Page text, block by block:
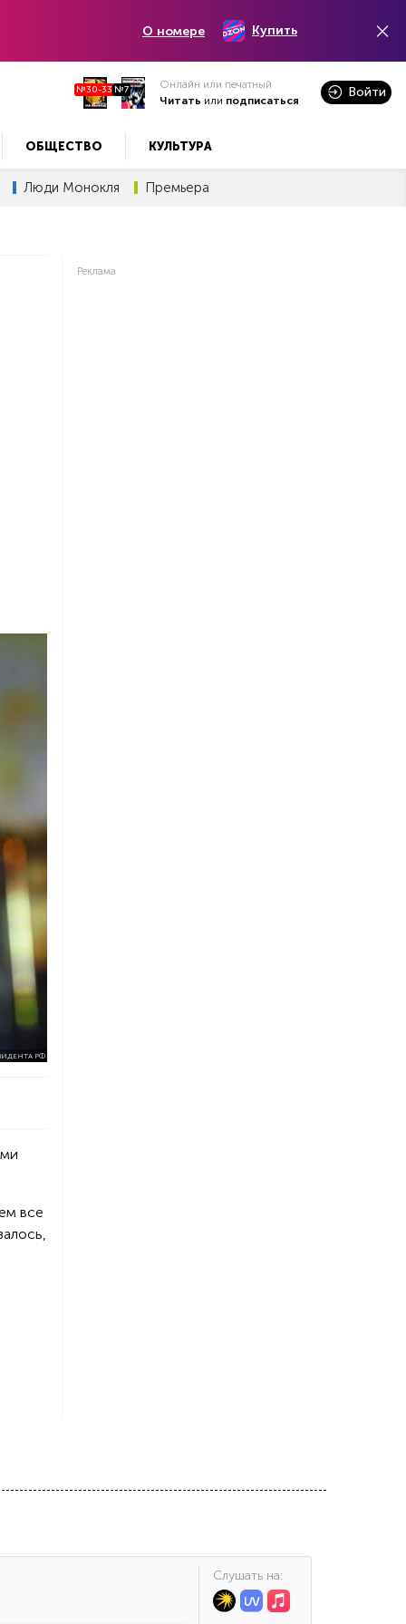
О номере Купить
№30-33 №7
Онлайн или печатный
Читать или подписаться
Войти
ОБЩЕСТВО КУЛЬТУРА
Люди Монокля Премьера
РФ
все
Реклама
Cлушать на: